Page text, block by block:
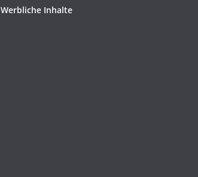
Werbliche Inhalte